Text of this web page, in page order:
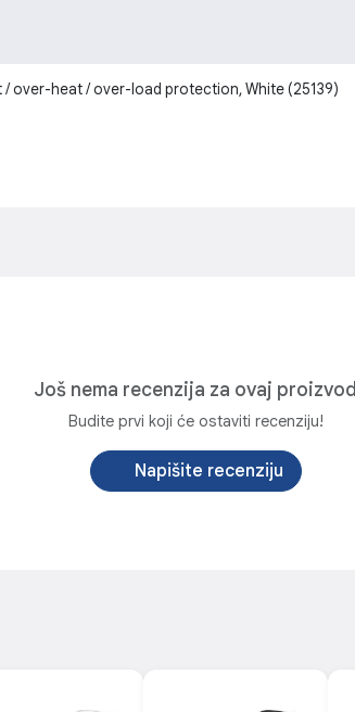
/ over-heat / over-load protection, White (25139)
Još nema recenzija za ovaj proizvod
Budite prvi koji će ostaviti recenziju!
Napišite recenziju